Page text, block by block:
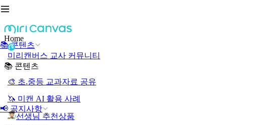
📚 콘텐츠
📢 공지사항
Home
미리캔버스 교사 커뮤니티
📚 콘텐츠
🎨 초.중등 교과자료 공유
🦄 미캔 AI 활용 사례
선생님 추천상품